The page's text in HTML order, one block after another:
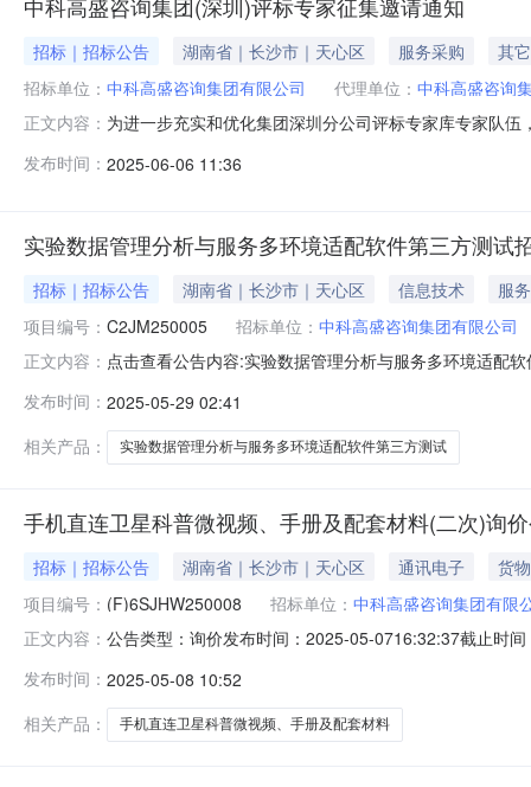
招标｜招标公告 湖南省｜长沙市｜天心区 服务采购
其它
招标单位： 中科高盛咨询集团有限公司 代理单位： 中科高盛咨询
正文内容： 为进一步充实和优化集团深圳分公司评标专家库专家队
专家库在库人员，持有有效期内的专家聘书(证书无明确
发布时间： 2025-06-06 11:36
实验数据管理分析与服务多环境适配软件第三方测试
招标｜招标公告 湖南省｜长沙市｜天心区 信息技术
服务
项目编号： C2JM250005 招标单位： 中科高盛咨询集团有限公司
正文内容： 点击查看公告内容:实验数据管理分析与服务多环境适配
具备招标条件，现招标方式为公开招标。二、项目概况
配软件第三方测试
发布时间： 2025-05-29 02:41
相关产品：
实验数据管理分析与服务多环境适配软件第三方测试
手机直连卫星科普微视频、手册及配套材料(二次)询
招标｜招标公告 湖南省｜长沙市｜天心区 通讯电子
货物
项目编号： (F)6SJHW250008 招标单位： 中科高盛咨询集团有限
正文内容： 公告类型：询价发布时间：2025-05-0716:32:37截止时
询价。一、项目名称手机直连卫星科普微视频、手册及
发布时间： 2025-05-08 10:52
相关产品：
手机直连卫星科普微视频、手册及配套材料